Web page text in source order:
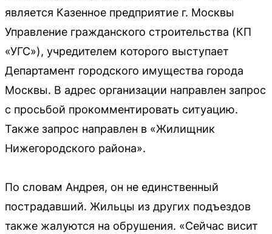
является Казенное предприятие г. Москвы
Управление гражданского строительства (КП
«УГС»), учредителем которого выступает
Департамент городского имущества города
Москвы. В адрес организации направлен запрос
с просьбой прокомментировать ситуацию.
Также запрос направлен в «Жилищник
Нижегородского района».
По словам Андрея, он не единственный
пострадавший. Жильцы из других подъездов
также жалуются на обрушения. «Сейчас висит